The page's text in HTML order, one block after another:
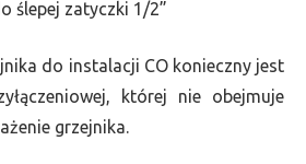
ślepej zatyczki 1/2”
do instalacji CO konieczny jest
której nie obejmuje
grzejnika.